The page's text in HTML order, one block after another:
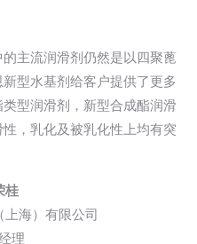
主流润滑剂仍然是以四聚蓖
新型水基剂给客户提供了更多
型润滑剂，新型合成酯润滑
，乳化及被乳化性上均有突
桂
海）有限公司
理